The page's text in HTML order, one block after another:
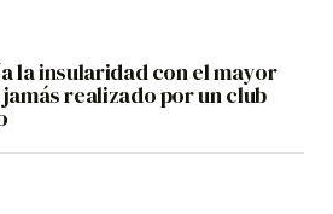
la insularidad con el mayor
realizado por un club